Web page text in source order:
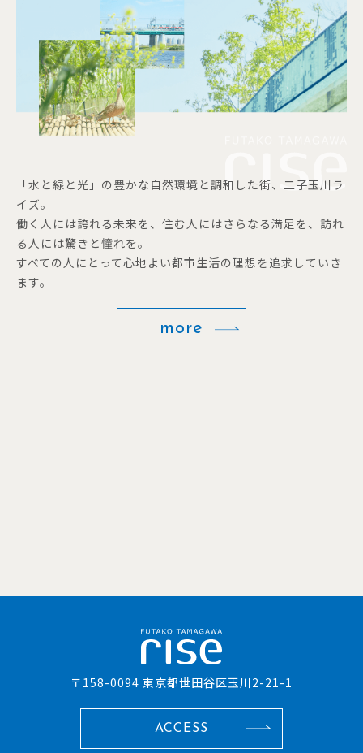
「水と緑と光」の豊かな自然環境と調和した街、二子玉川ラ
イズ。
働く人には誇れる未来を、住む人にはさらなる満足を、訪れ
る人には驚きと憧れを。
すべての人にとって心地よい都市生活の理想を追求していき
ます。
more
〒158-0094 東京都世田谷区玉川2-21-1
ACCESS